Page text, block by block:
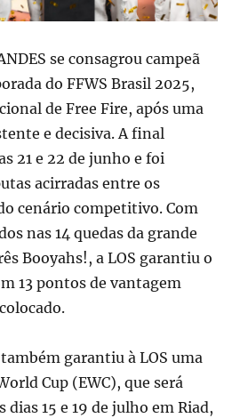
se consagrou campeã
do FFWS Brasil 2025,
de Free Fire, após uma
e decisiva. A final
21 e 22 de junho e foi
acirradas entre os
cenário competitivo. Com
nas 14 quedas da grande
Booyahs!, a LOS garantiu o
13 pontos de vantagem
garantiu à LOS uma
Cup (EWC), que será
dias 15 e 19 de julho em Riad,